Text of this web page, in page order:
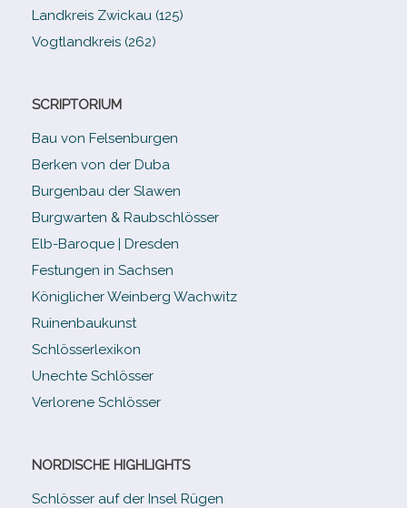
Landkreis Zwickau (125)
Vogtlandkreis (262)
SCRIPTORIUM
Bau von Felsenburgen
Berken von der Duba
Burgenbau der Slawen
Burgwarten & Raubschlösser
Elb-​Baroque | Dresden
Festungen in Sachsen
Königlicher Weinberg Wachwitz
Ruinenbaukunst
Schlösserlexikon
Unechte Schlösser
Verlorene Schlösser
NORDISCHE HIGHLIGHTS
Schlösser auf der Insel Rügen